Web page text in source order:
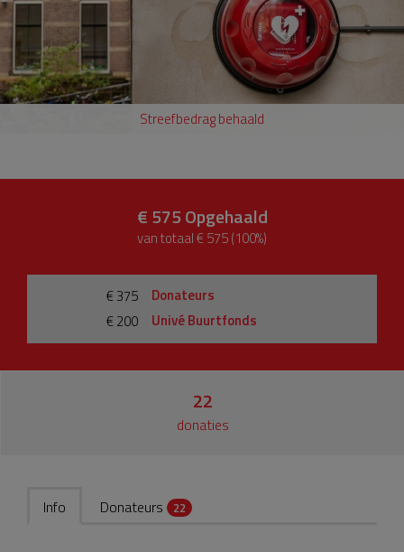
Streefbedrag behaald
€ 575Opgehaald
van totaal € 575 (100%)
€ 375
Donateurs
€ 200
Univé Buurtfonds
22
donaties
Info Donateurs 22